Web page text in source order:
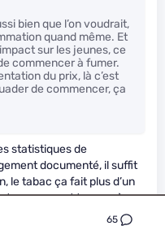
65
bien que l’on voudrait,
quand même. Et
sur les jeunes, ce
commencer à fumer.
du prix, là c’est
de commencer, ça
statistiques de
documenté, il suffit
le tabac ça fait plus d’un
que ça peut tuer après
fini. La liberté de